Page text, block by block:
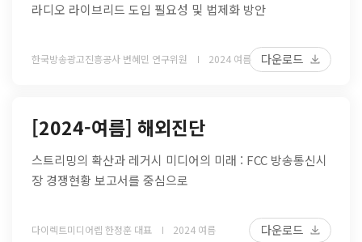
라디오 라이브리드 도입 필요성 및 법제화 방안
한국방송광고진흥공사 변혜민 연구위원 2024 여름 다운로드
[2024-여름] 해외진단
스트리밍의 확산과 레거시 미디어의 미래 : FCC 방송통신시
장 경쟁현황 보고서를 중심으로
다이렉트미디어렙 한정훈 대표 2024 여름 다운로드